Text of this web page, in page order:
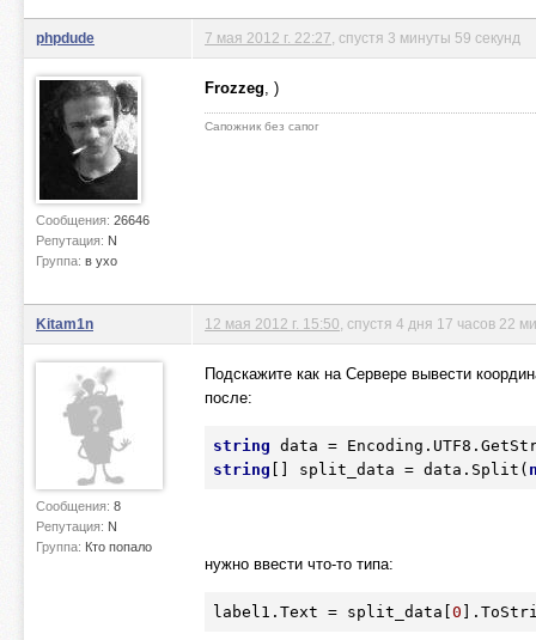
phpdude
Сообщения: 26646
Репутация: N
Группа: в ухо
7 мая 2012 г. 22:27 , спустя 3 минуты 59 секунд
Frozzeg, )
Сапожник без сапог
Kitam1n
Сообщения: 8
Репутация: N
Группа: Кто попало
12 мая 2012 г. 15:50 , спустя 4 дня 17 часов 22
Подскажите как на Сервере вывести
после:
string
string [] split_data = data.Split(
нужно ввести что-то типа:
label1.Text = split_data[0